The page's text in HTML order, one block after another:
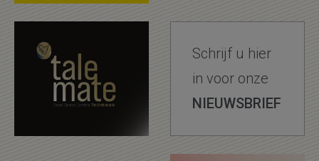
Schrijf u hier
in voor onze
NIEUWSBRIEF